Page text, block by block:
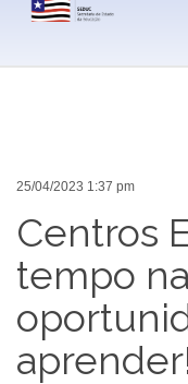
25/04/2023 1:37 pm
Centros
tempo